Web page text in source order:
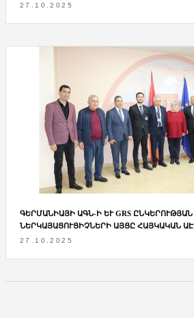
27.10.2025
ԳԵՐՄԱՆԻԱՅԻ ԱԳՆ-Ի ԵՒ GRS ԸՆԿԵՐՈՒԹՅԱՆ Ն
ԵՐԿԱՅԱՑՈՒՑԻՉՆԵՐԻ ԱՅՑԸ ՀԱՅԿԱԿԱՆ ԱԷԿ
27.10.2025